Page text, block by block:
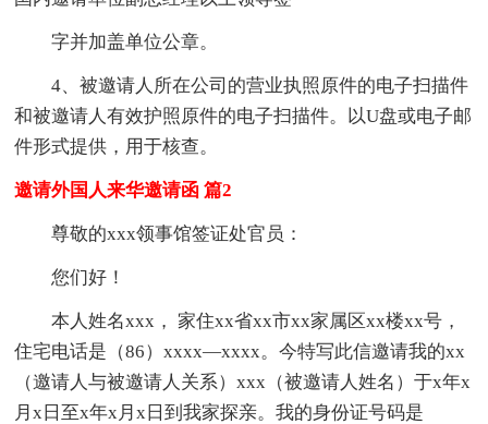
字并加盖单位公章。
4、被邀请人所在公司的营业执照原件的电子扫描件
和被邀请人有效护照原件的电子扫描件。以U盘或电子邮
件形式提供，用于核查。
邀请外国人来华邀请函 篇2
尊敬的xxx领事馆签证处官员：
您们好！
本人姓名xxx， 家住xx省xx市xx家属区xx楼xx号，
住宅电话是（86）xxxx—xxxx。今特写此信邀请我的xx
（邀请人与被邀请人关系）xxx（被邀请人姓名）于x年x
月x日至x年x月x日到我家探亲。我的身份证号码是